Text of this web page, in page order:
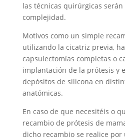
las técnicas quirúrgicas
complejidad.
Motivos como un simple
utilizando la cicatriz previa,
capsulectomías completas o
implantación de la prótesis y
depósitos de silicona en
anatómicas.
En caso de que necesitéis o
recambio de prótesis de
dicho recambio se realice por